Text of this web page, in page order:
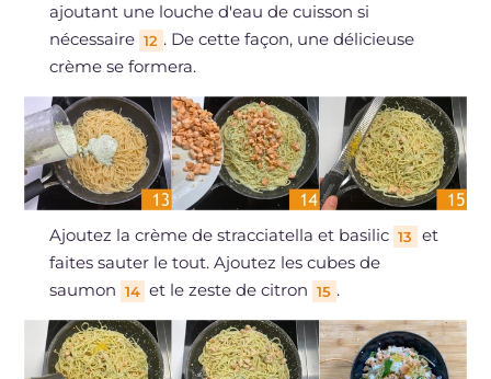
ajoutant une louche d'eau de cuisson si
nécessaire 12 . De cette façon, une délicieuse
crème se formera.
Ajoutez la crème de stracciatella et basilic 13
et
faites sauter le tout. Ajoutez les cubes de
saumon 14 et le zeste de citron 15 .